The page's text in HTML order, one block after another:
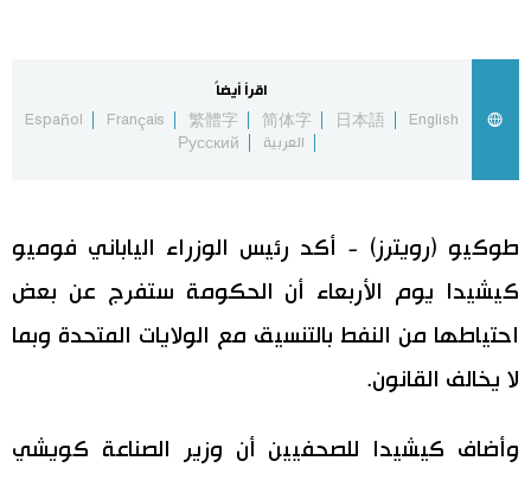
سياحة وسفر
اليابان في فيديو
مانغا وأنيمي
الأقسام
صور
الأكثر تفاعلا
اقرأ أيضاً
English
日本語
简体字
繁體字
Français
Español
العربية
Русский
طوكيو (رويترز) - أكد رئيس الوزراء الياباني فوميو
كيشيدا يوم الأربعاء أن الحكومة ستفرج عن بعض
احتياطها من النفط بالتنسيق مع الولايات المتحدة وبما
لا يخالف القانون.
وأضاف كيشيدا للصحفيين أن وزير الصناعة كويشي